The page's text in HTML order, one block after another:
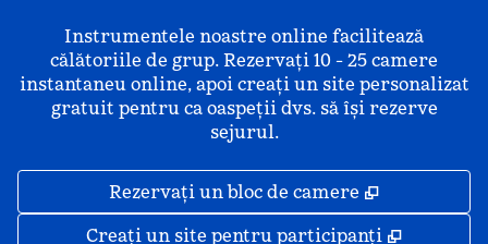
Instrumentele noastre online facilitează
călătoriile de grup. Rezervați 10 - 25 camere
instantaneu online, apoi creați un site personalizat
gratuit pentru ca oaspeții dvs. să își rezerve
sejurul.
Rezervați un bloc de camere ,
Creați un site pentru participanți ,